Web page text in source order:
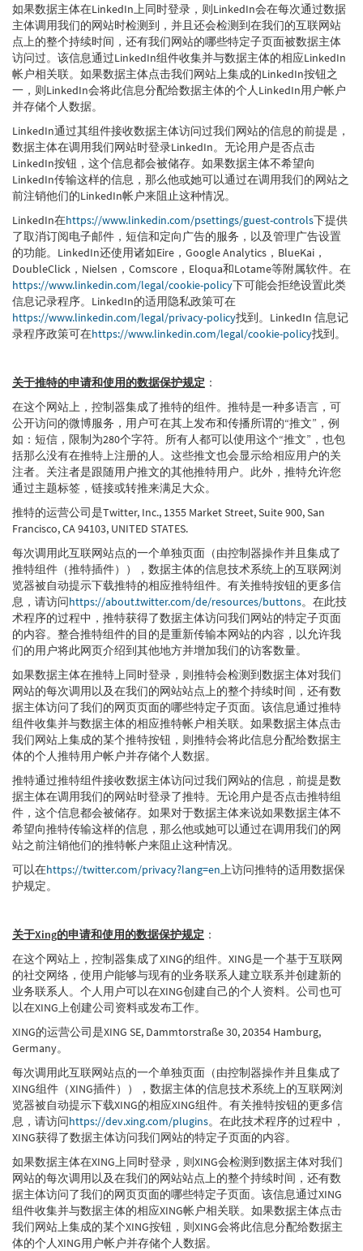
如果数据主体在LinkedIn上同时登录，则LinkedIn会在每次通过数据
主体调用我们的网站时检测到，并且还会检测到在我们的互联网站
点上的整个持续时间，还有我们网站的哪些特定子页面被数据主体
访问过。该信息通过LinkedIn组件收集并与数据主体的相应LinkedIn
帐户相关联。如果数据主体点击我们网站上集成的LinkedIn按钮之
一，则LinkedIn会将此信息分配给数据主体的个人LinkedIn用户帐户
并存储个人数据。
LinkedIn通过其组件接收数据主体访问过我们网站的信息的前提是，
数据主体在调用我们网站时登录LinkedIn。无论用户是否点击
LinkedIn按钮，这个信息都会被储存。如果数据主体不希望向
LinkedIn传输这样的信息，那么他或她可以通过在调用我们的网站之
前注销他们的LinkedIn帐户来阻止这种情况。
LinkedIn在https://www.linkedin.com/psettings/guest-controls下提供
了取消订阅电子邮件，短信和定向广告的服务，以及管理广告设置
的功能。LinkedIn还使用诸如Eire，Google Analytics，BlueKai，
DoubleClick，Nielsen，Comscore，Eloqua和Lotame等附属软件。在
https://www.linkedin.com/legal/cookie-policy下可能会拒绝设置此类
信息记录程序。LinkedIn的适用隐私政策可在
https://www.linkedin.com/legal/privacy-policy找到。LinkedIn 信息记
录程序政策可在https://www.linkedin.com/legal/cookie-policy找到。
关于推特的申请和使用的数据保护规定 ：
在这个网站上，控制器集成了推特的组件。推特是一种多语言，可
公开访问的微博服务，用户可在其上发布和传播所谓的“推文”，例
如：短信，限制为280个字符。所有人都可以使用这个“推文”，也包
括那么没有在推特上注册的人。这些推文也会显示给相应用户的关
注者。关注者是跟随用户推文的其他推特用户。此外，推特允许您
通过主题标签，链接或转推来满足大众。
推特的运营公司是Twitter, Inc., 1355 Market Street, Suite 900, San
Francisco, CA 94103, UNITED STATES.
每次调用此互联网站点的一个单独页面（由控制器操作并且集成了
推特组件（推特插件）），数据主体的信息技术系统上的互联网浏
览器被自动提示下载推特的相应推特组件。有关推特按钮的更多信
息，请访问https://about.twitter.com/de/resources/buttons。在此技
术程序的过程中，推特获得了数据主体访问我们网站的特定子页面
的内容。整合推特组件的目的是重新传输本网站的内容，以允许我
们的用户将此网页介绍到其他地方并增加我们的访客数量。
如果数据主体在推特上同时登录，则推特会检测到数据主体对我们
网站的每次调用以及在我们的网站站点上的整个持续时间，还有数
据主体访问了我们的网页页面的哪些特定子页面。该信息通过推特
组件收集并与数据主体的相应推特帐户相关联。如果数据主体点击
我们网站上集成的某个推特按钮，则推特会将此信息分配给数据主
体的个人推特用户帐户并存储个人数据。
推特通过推特组件接收数据主体访问过我们网站的信息，前提是数
据主体在调用我们的网站时登录了推特。无论用户是否点击推特组
件，这个信息都会被储存。如果对于数据主体来说如果数据主体不
希望向推特传输这样的信息，那么他或她可以通过在调用我们的网
站之前注销他们的推特帐户来阻止这种情况。
可以在https://twitter.com/privacy?lang=en上访问推特的适用数据保
护规定。
关于Xing的申请和使用的数据保护规定 ：
在这个网站上，控制器集成了XING的组件。XING是一个基于互联网
的社交网络，使用户能够与现有的业务联系人建立联系并创建新的
业务联系人。个人用户可以在XING创建自己的个人资料。公司也可
以在XING上创建公司资料或发布工作。
XING的运营公司是XING SE, Dammtorstraße 30, 20354 Hamburg,
Germany。
每次调用此互联网站点的一个单独页面（由控制器操作并且集成了
XING组件（XING插件）），数据主体的信息技术系统上的互联网浏
览器被自动提示下载XING的相应XING组件。有关推特按钮的更多信
息，请访问https://dev.xing.com/plugins。在此技术程序的过程中，
XING获得了数据主体访问我们网站的特定子页面的内容。
如果数据主体在XING上同时登录，则XING会检测到数据主体对我们
网站的每次调用以及在我们的网站站点上的整个持续时间，还有数
据主体访问了我们的网页页面的哪些特定子页面。该信息通过XING
组件收集并与数据主体的相应XING帐户相关联。如果数据主体点击
我们网站上集成的某个XING按钮，则XING会将此信息分配给数据主
体的个人XING用户帐户并存储个人数据。